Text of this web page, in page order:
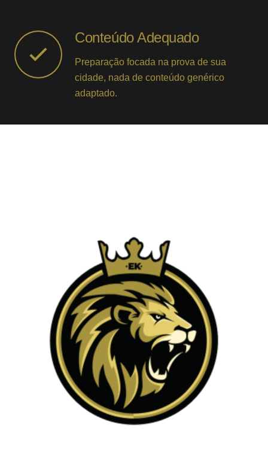
Conteúdo Adequado
Preparação focada na prova de sua
cidade, nada de conteúdo genérico
adaptado.